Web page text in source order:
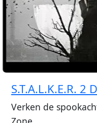
S.T.A.L.K.E.R. 2
Verken de